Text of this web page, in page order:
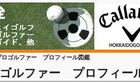
ロゴルファー プロフィール図鑑
ルファー プロフィー